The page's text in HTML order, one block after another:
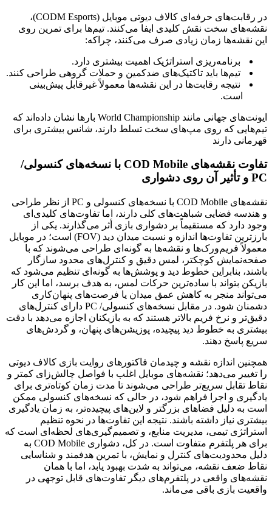
در رقابت‌های حرفه‌ای کالاف دیوتی موبایل (CODM
Esports
)،
نقشه‌های سخت نقش کلیدی ایفا می‌کنند. تیم‌ها برای تمرین روی
این نقشه‌ها زمان زیادی صرف می‌کنند، چراکه:
برنامه‌ریزی استراتژیک اهمیت بیشتری دارد.
تیم‌ها باید تاکتیک‌های ضدکمین و حملات گروهی طراحی کنند.
نتیجه رقابت‌ها در این نقشه‌ها معمولاً غیرقابل پیش‌بینی
است.
ایونت‌های جهانی مانند World Championship بارها نشان داده‌اند که
تیم‌هایی که روی مپ‌های سخت تسلط دارند، شانس بیشتری برای
قهرمانی دارند
تفاوت نقشه‌های با نسخه‌های کنسولی/
PC و تأثیر آن روی دشواری
نقشه‌های با نسخه‌های کنسولی و
از نظر طراحی
و هندسه فضایی شباهت‌های کلی دارند، اما تفاوت‌های کلیدی‌ای
وجود دارد که مستقیماً بر دشواری بازی أثر می‌گذارند. یکی از
بارزترین تفاوت‌ها اندازه و نسبت میدان دید (FOV)
است؛ در موبایل
معمولاً فریم‌ورک‌ها و نقشه‌ها به گونه‌ای طراحی می‌شوند که با
صفحه‌نمایش کوچکتر، لمس دقیق و کنترل‌های محدود سازگار
باشند، بنابراین خطوط دید و پوشش‌ها به گونه‌ای تنظیم می‌شود که
بازیکن بتواند با ساده‌ترین حرکات لمس، به هدف برسد، اما این کار
می‌تواند منجر به کاهش عمق میدان یا فرصت‌های پنهان‌کاری
دشمنان شود. در مقابل نسخه‌های کنسولی/
PC دارای کنترل‌های
دقیق‌تر و نرخ فریم بالاتر هستند که به بازیکنان اجازه می‌دهد با دقت
بیشتری به خطوط دید پیچیده، پوزیشن‌های پنهان، و گردش‌های
سریع پاسخ دهند.
همچنین اندازه نقشه و چیدمان فاکتورهای روایت بازی کالاف دیوتی
را تغییر می‌دهد؛ نقشه‌های موبایل اغلب با فواصل چالش‌زای کمتر و
نقاط تقابل سریع‌تر طراحی می‌شوند تا مدت زمان کوتاه‌تری برای
یادگیری و اجرا فراهم شود، در حالی که نسخه‌های کنسولی ممکن
است به دلیل فضاهای بزرگتر و لاین‌های پیچیده‌تر، به زمان یادگیری
بیشتری نیاز داشته باشند. نتیجه این تفاوت‌ها در نحوه تنظیم
استراتژی تیمی، مدیریت منابع، و تصمیم‌گیری‌های لحظه‌ای است که
برای هر پلتفرم متفاوت است. در کل، دشواری
به
دلیل محدودیت‌های کنترل و نمایش، با تمرین هدفمند و شناسایی
نقاط ضعف نقشه، می‌تواند به شدت بهبود یابد، اما با همان
نقشه‌های واقعی در پلتفرم‌های دیگر تفاوت‌های قابل توجهی در
واقعیت بازی باقی می‌ماند.